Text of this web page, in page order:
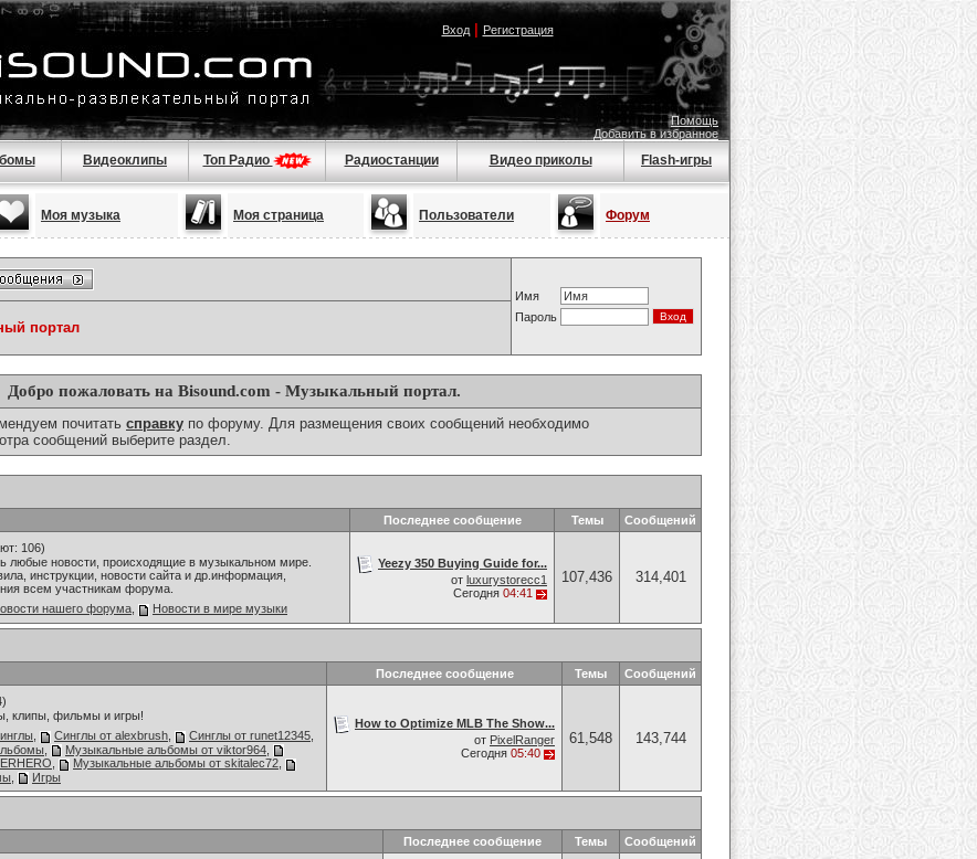
Вход| Регистрация
Помощь
Добавить в избранное
Видеоклипы Топ Радио Радиостанции Видео приколы Flash-игры
Моя музыка Моя страница Пользователи Форум
Имя
Пароль
портал
Добро пожаловать на Bisound.com - Музыкальный портал.
почитать справку по форуму. Для размещения своих сообщений необходимо
сообщений выберите раздел.
Последнее сообщение Темы Сообщений
106)
любые новости, происходящие в музыкальном мире.
инструкции, новости сайта и др.информация,
всем участникам форума.
нашего форума Новости в мире музыки
Yeezy 350 Buying Guide for...
от luxurystorecc1
Сегодня 04:41
107,436 314,401
Последнее сообщение Темы Сообщений
клипы, фильмы и игры!
Синглы от alexbrush Синглы от runet12345
Музыкальные альбомы от viktor964
Музыкальные альбомы от skitalec72
Игры
How to Optimize MLB The Show...
от PixelRanger
Сегодня 05:40
61,548 143,744
Последнее сообщение Темы Сообщений